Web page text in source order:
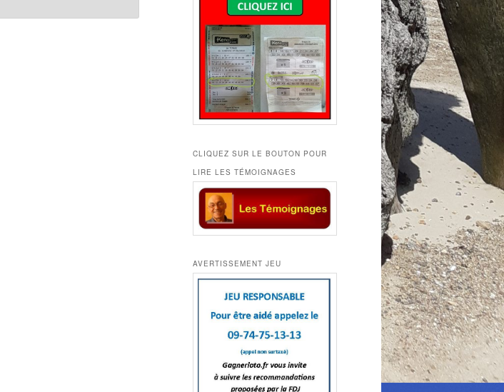
CLIQUEZ SUR LE BOUTON POUR
LIRE LES TÉMOIGNAGES
AVERTISSEMENT JEU